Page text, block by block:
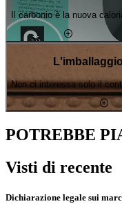
Il carbonio è la nuova
Non ci interessa solo il
POTREBBE
Visti di recente
Dichiarazione legale sui